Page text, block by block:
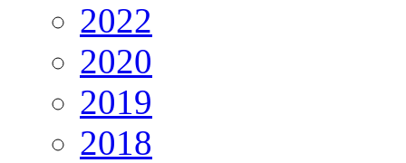
2022
2020
2019
2018